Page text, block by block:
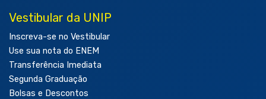
Vestibular da UNIP
Inscreva-se no Vestibular
Use sua nota do ENEM
Transferência Imediata
Segunda Graduação
Bolsas e Descontos